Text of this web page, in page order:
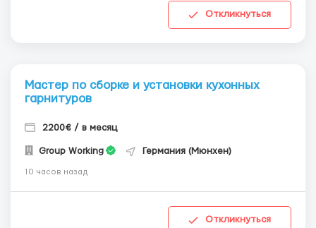
Откликнуться
Мастер по сборке и установки кухонных
гарнитуров
2200€ / в месяц
Group Working Германия (Мюнхен)
10 часов назад
Откликнуться